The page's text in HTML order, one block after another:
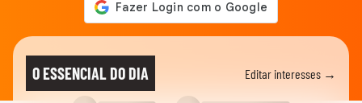
O ESSENCIAL DO DIA Editar interesses →